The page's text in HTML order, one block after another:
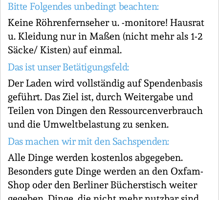
Bitte Folgendes unbedingt beachten:
Keine Röhrenfernseher u. -monitore! Hausrat
u. Kleidung nur in Maßen (nicht mehr als 1-2
Säcke/ Kisten) auf einmal.
Das ist unser Betätigungsfeld:
Der Laden wird vollständig auf Spendenbasis
geführt. Das Ziel ist, durch Weitergabe und
Teilen von Dingen den Ressourcenverbrauch
und die Umweltbelastung zu senken.
Das machen wir mit den Sachspenden:
Alle Dinge werden kostenlos abgegeben.
Besonders gute Dinge werden an den Oxfam-
Shop oder den Berliner Bücherstisch weiter